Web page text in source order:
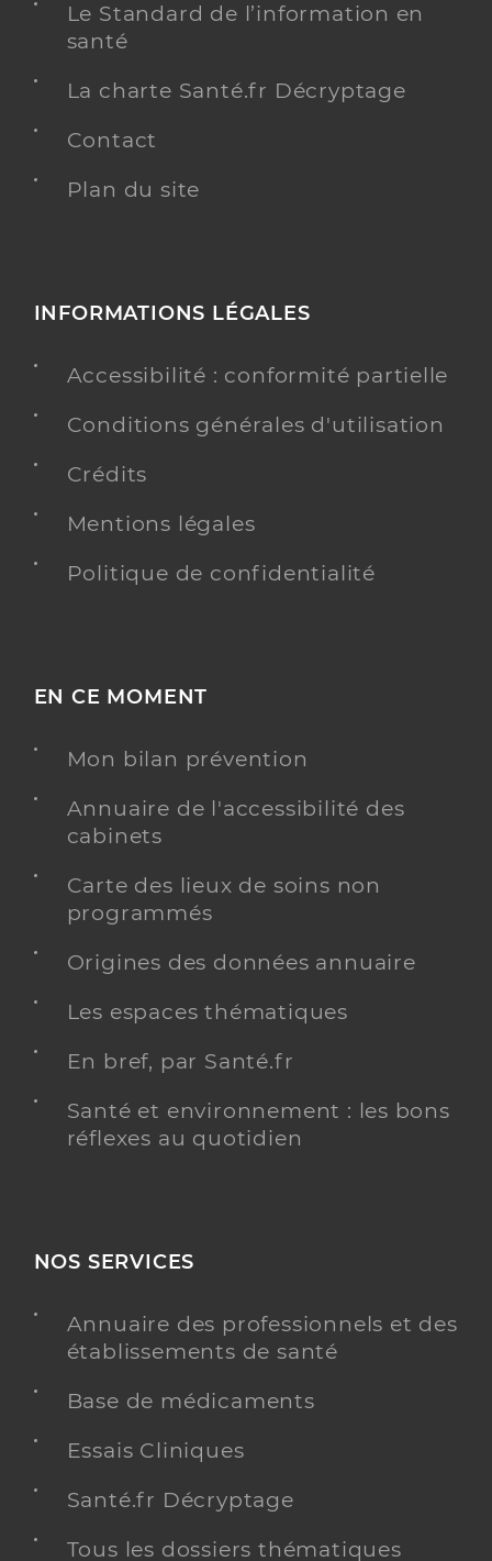
Le Standard de l’information en
santé
La charte Santé.fr Décryptage
Contact
Plan du site
INFORMATIONS LÉGALES
Accessibilité : conformité partielle
Conditions générales d'utilisation
Crédits
Mentions légales
Politique de confidentialité
EN CE MOMENT
Mon bilan prévention
Annuaire de l'accessibilité des
cabinets
Carte des lieux de soins non
programmés
Origines des données annuaire
Les espaces thématiques
En bref, par Santé.fr
Santé et environnement : les bons
réflexes au quotidien
NOS SERVICES
Annuaire des professionnels et des
établissements de santé
Base de médicaments
Essais Cliniques
Santé.fr Décryptage
Tous les dossiers thématiques